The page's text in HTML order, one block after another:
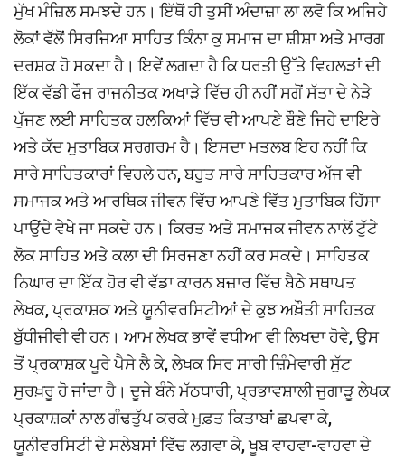
ਮੁੱਖ ਮੰਜ਼ਿਲ ਸਮਝਦੇ ਹਨ। ਇੱਥੋਂ ਹੀ ਤੁਸੀਂ ਅੰਦਾਜ਼ਾ ਲਾ ਲਵੋ ਕਿ ਅਜਿਹੇ
ਲੋਕਾਂ ਵੱਲੋਂ ਸਿਰਜਿਆ ਸਾਹਿਤ ਕਿੰਨਾ ਕੁ ਸਮਾਜ ਦਾ ਸ਼ੀਸ਼ਾ ਅਤੇ ਮਾਰਗ
ਦਰਸ਼ਕ ਹੋ ਸਕਦਾ ਹੈ। ਇਵੇਂ ਲਗਦਾ ਹੈ ਕਿ ਧਰਤੀ ਉੱਤੇ ਵਿਹਲੜਾਂ ਦੀ
ਇੱਕ ਵੱਡੀ ਫੌਜ ਰਾਜਨੀਤਕ ਅਖਾੜੇ ਵਿੱਚ ਹੀ ਨਹੀਂ ਸਗੋਂ ਸੱਤਾ ਦੇ ਨੇੜੇ
ਪੁੱਜਣ ਲਈ ਸਾਹਿਤਕ ਹਲਕਿਆਂ ਵਿੱਚ ਵੀ ਆਪਣੇ ਬੌਣੇ ਜਿਹੇ ਦਾਇਰੇ
ਅਤੇ ਕੱਦ ਮੁਤਾਬਿਕ ਸਰਗਰਮ ਹੈ। ਇਸਦਾ ਮਤਲਬ ਇਹ ਨਹੀਂ ਕਿ
ਸਾਰੇ ਸਾਹਿਤਕਾਰਾਂ ਵਿਹਲੇ ਹਨ, ਬਹੁਤ ਸਾਰੇ ਸਾਹਿਤਕਾਰ ਅੱਜ ਵੀ
ਸਮਾਜਕ ਅਤੇ ਆਰਥਿਕ ਜੀਵਨ ਵਿੱਚ ਆਪਣੇ ਵਿੱਤ ਮੁਤਾਬਿਕ ਹਿੱਸਾ
ਪਾਉਂਦੇ ਵੇਖੇ ਜਾ ਸਕਦੇ ਹਨ। ਕਿਰਤ ਅਤੇ ਸਮਾਜਕ ਜੀਵਨ ਨਾਲੋਂ ਟੁੱਟੇ
ਲੋਕ ਸਾਹਿਤ ਅਤੇ ਕਲਾ ਦੀ ਸਿਰਜਣਾ ਨਹੀਂ ਕਰ ਸਕਦੇ। ਸਾਹਿਤਕ
ਨਿਘਾਰ ਦਾ ਇੱਕ ਹੋਰ ਵੀ ਵੱਡਾ ਕਾਰਨ ਬਜ਼ਾਰ ਵਿੱਚ ਬੈਠੇ ਸਥਾਪਤ
ਲੇਖਕ, ਪ੍ਰਕਾਸ਼ਕ ਅਤੇ ਯੂਨੀਵਰਸਿਟੀਆਂ ਦੇ ਕੁਝ ਅਖ਼ੌਤੀ ਸਾਹਿਤਕ
ਬੁੱਧੀਜੀਵੀ ਵੀ ਹਨ। ਆਮ ਲੇਖਕ ਭਾਵੇਂ ਵਧੀਆ ਵੀ ਲਿਖਦਾ ਹੋਵੇ, ਉਸ
ਤੋਂ ਪ੍ਰਕਾਸ਼ਕ ਪੂਰੇ ਪੈਸੇ ਲੈ ਕੇ, ਲੇਖਕ ਸਿਰ ਸਾਰੀ ਜ਼ਿੰਮੇਵਾਰੀ ਸੁੱਟ
ਸੁਰਖ਼ਰੂ ਹੋ ਜਾਂਦਾ ਹੈ। ਦੂਜੇ ਬੰਨੇ ਮੱਠਧਾਰੀ, ਪ੍ਰਭਾਵਸ਼ਾਲੀ ਜੁਗਾੜੂ ਲੇਖਕ
ਪ੍ਰਕਾਸ਼ਕਾਂ ਨਾਲ ਗੰਢਤੁੱਪ ਕਰਕੇ ਮੁਫ਼ਤ ਕਿਤਾਬਾਂ ਛਪਵਾ ਕੇ,
ਯੂਨੀਵਰਸਿਟੀ ਦੇ ਸਲੇਬਸਾਂ ਵਿੱਚ ਲਗਵਾ ਕੇ, ਖੂਬ ਵਾਹਵਾ-ਵਾਹਵਾ ਦੇ